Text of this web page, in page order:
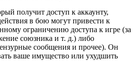
получит доступ к аккаунту,
в бою могут привести к
ограничению доступа к игре (за
союзника и т. д.) либо
сообщения и прочее). Он
ваше имущество или ухудшить